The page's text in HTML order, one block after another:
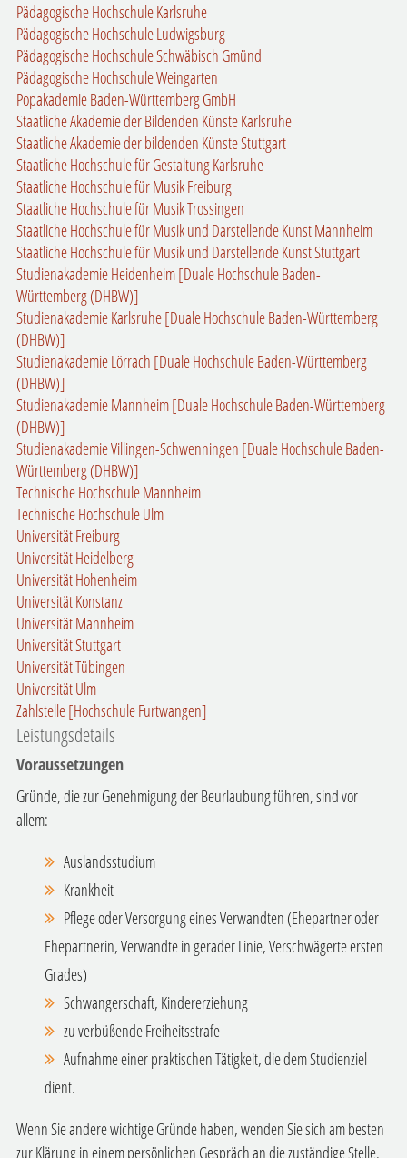
Pädagogische Hochschule Karlsruhe
Pädagogische Hochschule Ludwigsburg
Pädagogische Hochschule Schwäbisch Gmünd
Pädagogische Hochschule Weingarten
Popakademie Baden-Württemberg GmbH
Staatliche Akademie der Bildenden Künste Karlsruhe
Staatliche Akademie der bildenden Künste Stuttgart
Staatliche Hochschule für Gestaltung Karlsruhe
Staatliche Hochschule für Musik Freiburg
Staatliche Hochschule für Musik Trossingen
Staatliche Hochschule für Musik und Darstellende Kunst Mannheim
Staatliche Hochschule für Musik und Darstellende Kunst Stuttgart
Studienakademie Heidenheim [Duale Hochschule Baden-
Württemberg (DHBW)]
Studienakademie Karlsruhe [Duale Hochschule Baden-Württemberg
(DHBW)]
Studienakademie Lörrach [Duale Hochschule Baden-Württemberg
(DHBW)]
Studienakademie Mannheim [Duale Hochschule Baden-Württemberg
(DHBW)]
Studienakademie Villingen-Schwenningen [Duale Hochschule Baden-
Württemberg (DHBW)]
Technische Hochschule Mannheim
Technische Hochschule Ulm
Universität Freiburg
Universität Heidelberg
Universität Hohenheim
Universität Konstanz
Universität Mannheim
Universität Stuttgart
Universität Tübingen
Universität Ulm
Zahlstelle [Hochschule Furtwangen]
Leistungsdetails
Voraussetzungen
Gründe, die zur Genehmigung der Beurlaubung führen, sind vor
allem:
Auslandsstudium
Krankheit
Pflege oder Versorgung eines Verwandten (Ehepartner oder
Ehepartnerin, Verwandte in gerader Linie, Verschwägerte ersten
Grades)
Schwangerschaft, Kindererziehung
zu verbüßende Freiheitsstrafe
Aufnahme einer praktischen Tätigkeit, die dem Studienziel
dient.
Wenn Sie andere wichtige Gründe haben, wenden Sie sich am besten
zur Klärung in einem persönlichen Gespräch an die zuständige Stelle.